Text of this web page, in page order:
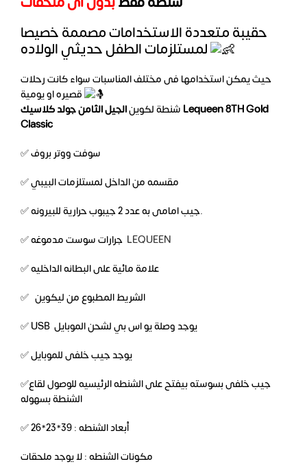
حقيبة متعددة الاستخدامات مصممة خصيصا
حيث يمكن استخدامها فى مختلف المناسبات سواء كانت رحلات
شنطة لكوينالجيل الثامن جولد كلاسيك Lequeen 8TH Gold
Classic
✅ سوفت ووتر بروف
✅ مقسمه من الداخل لمستلزمات البيبي
✅ جيب امامى به عدد 2 جيبوب حرارية للبيرونه.
LEQUEEN
✅ علامة مائية على البطانه الداخليه
✅ الشريط المطبوع من ليكوين
✅ USB يوجد وصلة يو اس بي لشحن الموبايل
✅ يوجد جيب خلفى للموبايل
✅جيب خلفى بسوسته بيفتح على الشنطه الرئيسيه للوصول لقاع
الشنطة بسهوله
✅ أبعاد الشنطه : 39*23*26
مكونات الشنطه : لا يوجد ملحقات